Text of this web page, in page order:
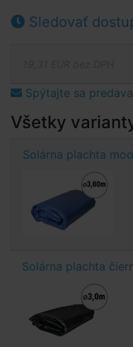
Sledovať
Spýtajte sa
Všetky
Solárna plachta
Solárna plachta